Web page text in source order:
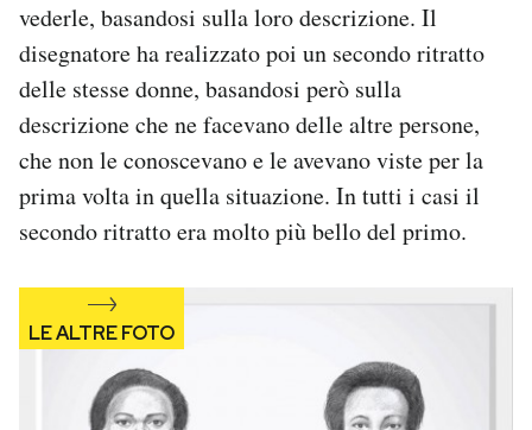
CALENDARIO
AREA PERSONALE
Area Personale
Newsletter
Hai bisogno di aiuto?
Esci
vederle, basandosi sulla loro descrizione. Il
disegnatore ha realizzato poi un secondo ritratto
delle stesse donne, basandosi però sulla
descrizione che ne facevano delle altre persone,
che non le conoscevano e le avevano viste per la
prima volta in quella situazione. In tutti i casi il
secondo ritratto era molto più bello del primo.